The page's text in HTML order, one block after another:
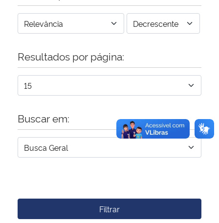
Gabinete de Segurança Institucional
Advocacia-Geral da União
Banco Central do Brasil
Resultados por página:
Buscar em:
Filtrar